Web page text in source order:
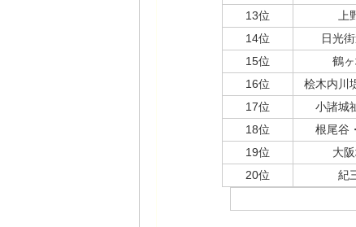
13位
上
14位
日光
15位
鶴
16位
桧木内川
17位
小諸城
18位
根尾谷
19位
大
20位
紀